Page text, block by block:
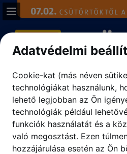
aldi.hu
Letöltés PDF
Keresés
Adatvédelmi irányelvek
Adatvédelmi
Cookie-kat (más néven
technológiákat használunk,
lehető legjobban az Ön
technológiák például
funkciók használatát és a
való megosztást. Ezen
hozzájárulása esetén az Ön